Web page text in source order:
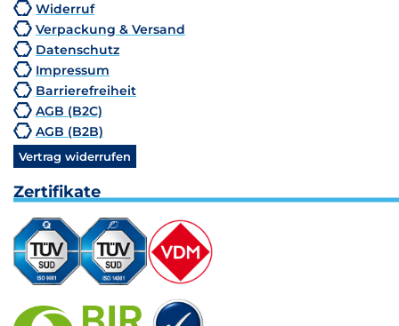
Widerruf
Verpackung & Versand
Datenschutz
Impressum
Barrierefreiheit
AGB (B2C)
AGB (B2B)
Vertrag widerrufen
Zertifikate